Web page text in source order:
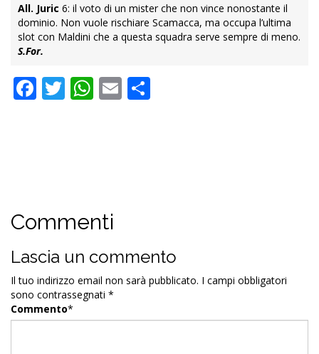
All. Juric 6: il voto di un mister che non vince nonostante il
dominio. Non vuole rischiare Scamacca, ma occupa l’ultima
slot con Maldini che a questa squadra serve sempre di meno.
S.For.
Facebook
Twitter
WhatsApp
Email
Commenti
Lascia un commento
Il tuo indirizzo email non sarà pubblicato. I campi obbligatori
sono contrassegnati *
Commento*